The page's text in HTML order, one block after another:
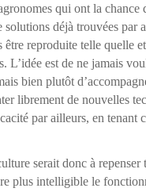
qui ont la chance
solutions déjà trouvées par
être reproduite telle quelle
L’idée est de ne jamais
bien plutôt
librement de nouvelles
par ailleurs, en tenant
serait donc à repenser
plus intelligible le